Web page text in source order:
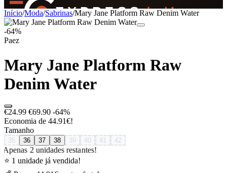
SINCE 2005
Início/Moda/Sabrinas/Mary Jane Platform Raw Denim Water
-64%
Paez
Mary Jane Platform Raw
Denim Water
€24.99 €69.90 -64%
Economia de 44.91€!
Tamanho
35 36 37 38 39 40 41 42
Apenas 2 unidades restantes!
⭐ 1 unidade já vendida!